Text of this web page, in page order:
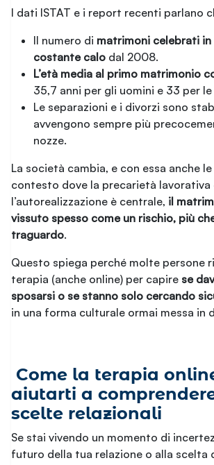
I dati ISTAT e i report recenti parlano
Il numero di matrimoni celebrati in
costante calo dal 2008.
L’età media al primo matrimonio
35,7 anni per gli uomini e 33 per
Le separazioni e i divorzi sono
avvengono sempre più
nozze.
La società cambia, e con essa anche
contesto dove la precarietà lavorativa
l’autorealizzazione è centrale, il
vissuto spesso come un rischio, più
traguardo.
Questo spiega perché molte persone
terapia (anche online) per capire se
sposarsi o se stanno solo cercando
in una forma culturale ormai messa in
Come la terapia
aiutarti a
scelte relazionali
Se stai vivendo un momento di
futuro della tua relazione o alla scelta